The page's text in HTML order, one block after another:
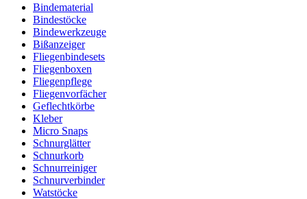
Bindematerial
Bindestöcke
Bindewerkzeuge
Bißanzeiger
Fliegenbindesets
Fliegenboxen
Fliegenpflege
Fliegenvorfächer
Geflechtkörbe
Kleber
Micro Snaps
Schnurglätter
Schnurkorb
Schnurreiniger
Schnurverbinder
Watstöcke